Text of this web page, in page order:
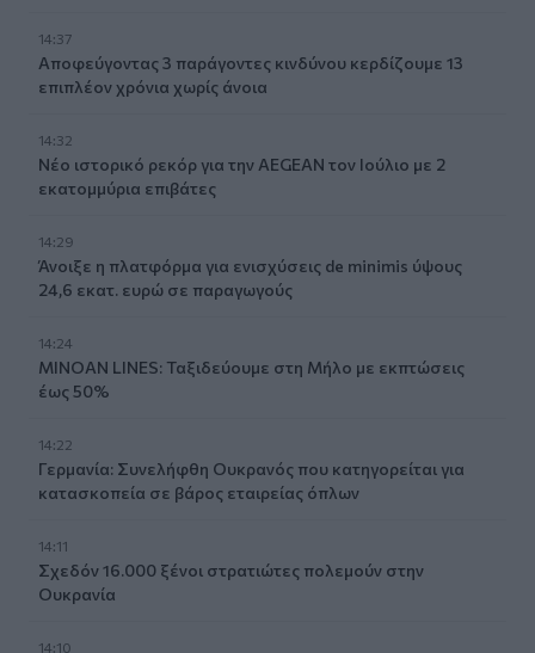
14:37
Αποφεύγοντας 3 παράγοντες κινδύνου κερδίζουμε 13
επιπλέον χρόνια χωρίς άνοια
14:32
Νέο ιστορικό ρεκόρ για την AEGEAN τον Ιούλιο με 2
εκατομμύρια επιβάτες
14:29
Άνοιξε η πλατφόρμα για ενισχύσεις de minimis ύψους
24,6 εκατ. ευρώ σε παραγωγούς
14:24
MINOAN LINES: Ταξιδεύουμε στη Μήλο με εκπτώσεις
έως 50%
14:22
Γερμανία: Συνελήφθη Ουκρανός που κατηγορείται για
κατασκοπεία σε βάρος εταιρείας όπλων
14:11
Σχεδόν 16.000 ξένοι στρατιώτες πολεμούν στην
Ουκρανία
14:10